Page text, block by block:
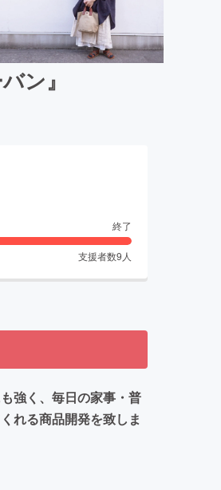
ン』
終了
支援者数9 人
強く、毎日の家事・普
れる商品開発を致しま